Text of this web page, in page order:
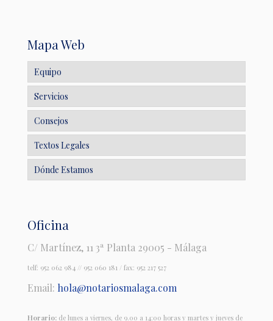
Mapa Web
Equipo
Servicios
Consejos
Textos Legales
Dónde Estamos
Oficina
C/ Martínez, 11 3ª Planta 29005 - Málaga
telf: 952 062 984 // 952 060 181 / fax: 952 217 527
Email: hola@notariosmalaga.com
Horario: de lunes a viernes, de 9.00 a 14:00 horas y martes y jueves de